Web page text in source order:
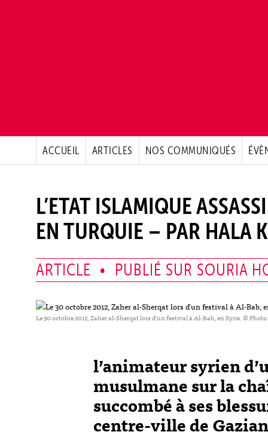
ACCUEIL ARTICLES NOS COMMUNIQUÉS
L’ETAT ISLAMIQUE
EN TURQUIE – PAR HALA
ARTICLE • PUBLIÉ SUR SOURIA
Le 30 octobre 2012, Zaher al-Sherqat lors d’un festival à Al-Bab, en Syrie. ©
l’animateur syrien
musulmane sur la
succombé à ses
centre-ville de